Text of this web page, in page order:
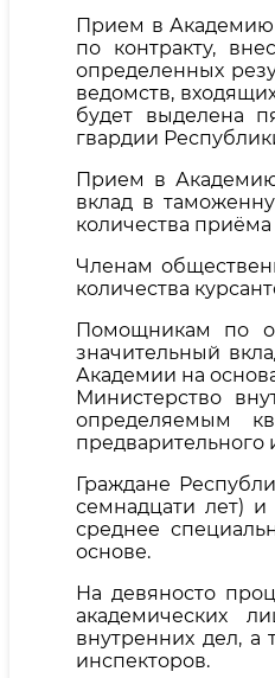
Прием в Академию
по контракту,
определенных
ведомств,
будет выделена
гвардии
Прием в
вклад в
количества
Членам
количества
Помощникам по
значительный
Академии на
Министерство
определяемым
предварительного
Граждане
семнадцати лет)
среднее
основе.
На девяносто
академических
внутренних дел, а
инспекторов.